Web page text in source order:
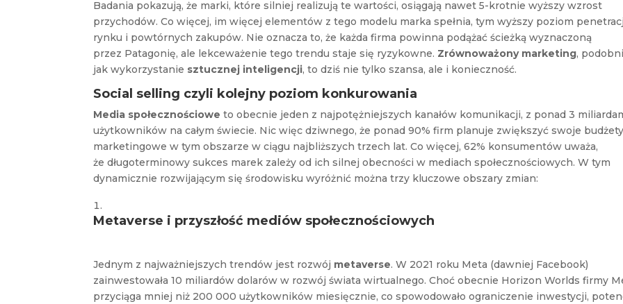
Badania pokazują, że marki, które silniej realizują te wartości, osiągają nawet 5-krotnie wyższy wzrost
przychodów. Co więcej, im więcej elementów z tego modelu marka spełnia, tym wyższy poziom
rynku i powtórnych zakupów. Nie oznacza to, że każda firma powinna podążać ścieżką wyznaczoną
przez Patagonię, ale lekceważenie tego trendu staje się ryzykowne. Zrównoważony marketing,
jak wykorzystanie sztucznej inteligencji, to dziś nie tylko szansa, ale i konieczność.
Social selling czyli kolejny poziom konkurowania
Media społecznościoweto obecnie jeden z najpotężniejszych kanałów komunikacji, z ponad 3
użytkowników na całym świecie. Nic więc dziwnego, że ponad 90% firm planuje zwiększyć swoje budżety
marketingowe w tym obszarze w ciągu najbliższych trzech lat. Co więcej, 62% konsumentów uważa,
że długoterminowy sukces marek zależy od ich silnej obecności w mediach społecznościowych. W tym
dynamicznie rozwijającym się środowisku wyróżnić można trzy kluczowe obszary zmian:
Metaverse i przyszłość mediów społecznościowych
Jednym z najważniejszych trendów jest rozwój metaverse. W 2021 roku Meta (dawniej Facebook)
zainwestowała 10 miliardów dolarów w rozwój świata wirtualnego. Choć obecnie Horizon Worlds firmy
przyciąga mniej niż 200 000 użytkowników miesięcznie, co spowodowało ograniczenie inwestycji,